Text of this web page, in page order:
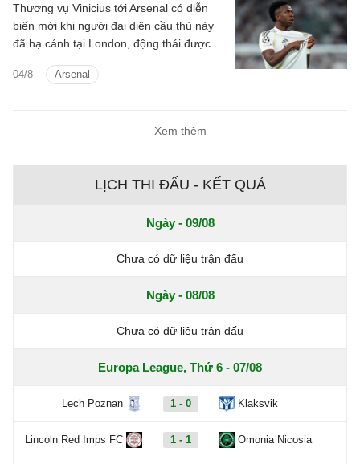
04/8 Arsenal
Thương vụ Vinicius tới Arsenal có diễn
biến mới khi người đại diện cầu thủ này
đã hạ cánh tại London, động thái được
Xem thêm
LỊCH THI ĐẤU - KẾT QUẢ
Ngày - 09/08
Chưa có dữ liệu trận đấu
Ngày - 08/08
Chưa có dữ liệu trận đấu
Europa League, Thứ 6 - 07/08
Lech Poznan 1 - 0 Klaksvik
Lincoln Red Imps FC 1 - 1 Omonia Nicosia